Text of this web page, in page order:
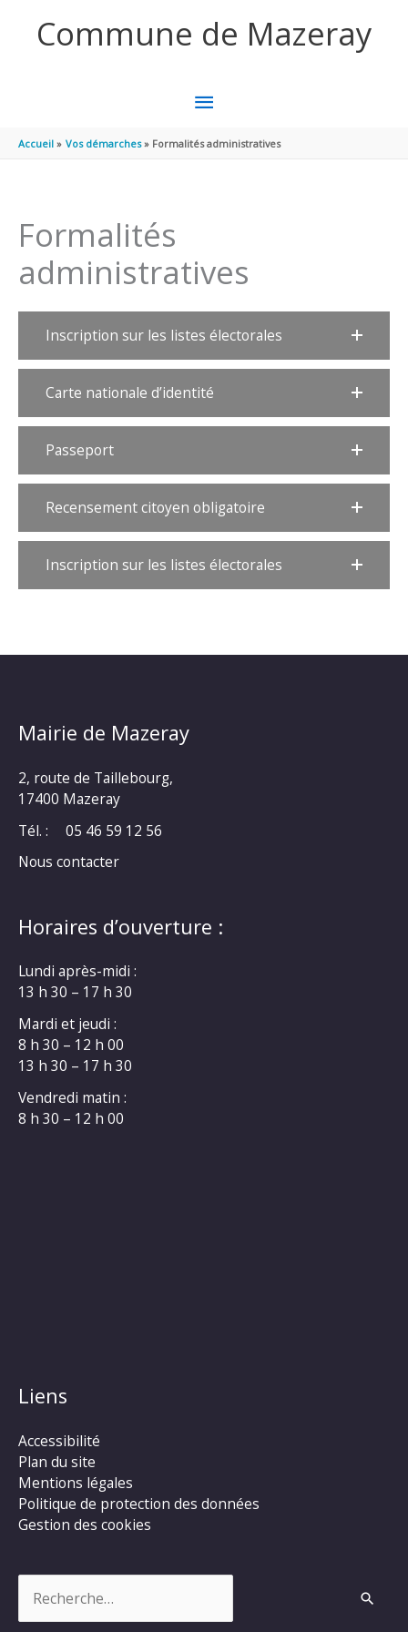
Commune de Mazeray
MENU
PRINCIPAL
Accueil Vos démarches Formalités administratives
Formalités
administratives
Inscription sur les listes électorales
Carte nationale d’identité
Passeport
Recensement citoyen obligatoire
Inscription sur les listes électorales
Mairie de Mazeray
2, route de Taillebourg,
17400 Mazeray
Tél. :
05 46 59 12 56
Nous contacter
Horaires d’ouverture :
Lundi après-midi :
13 h 30 – 17 h 30
Mardi et jeudi :
8 h 30 – 12 h 00
13 h 30 – 17 h 30
Vendredi matin :
8 h 30 – 12 h 00
Liens
Accessibilité
Plan du site
Mentions légales
Politique de protection des données
Gestion des cookies